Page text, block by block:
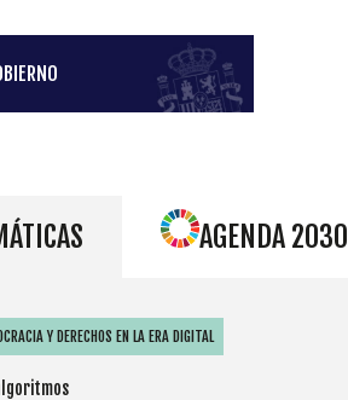
AGENDA 2030
Y DERECHOS EN LA ERA DIGITAL